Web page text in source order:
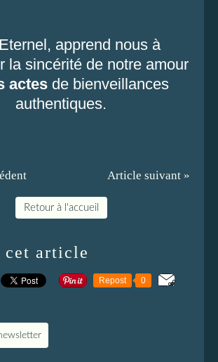
apprend nous à
la sincérité de notre amour
actes de bienveillances
authentiques.
Article suivant »
Retour à l'accueil
cet article
Repost 0